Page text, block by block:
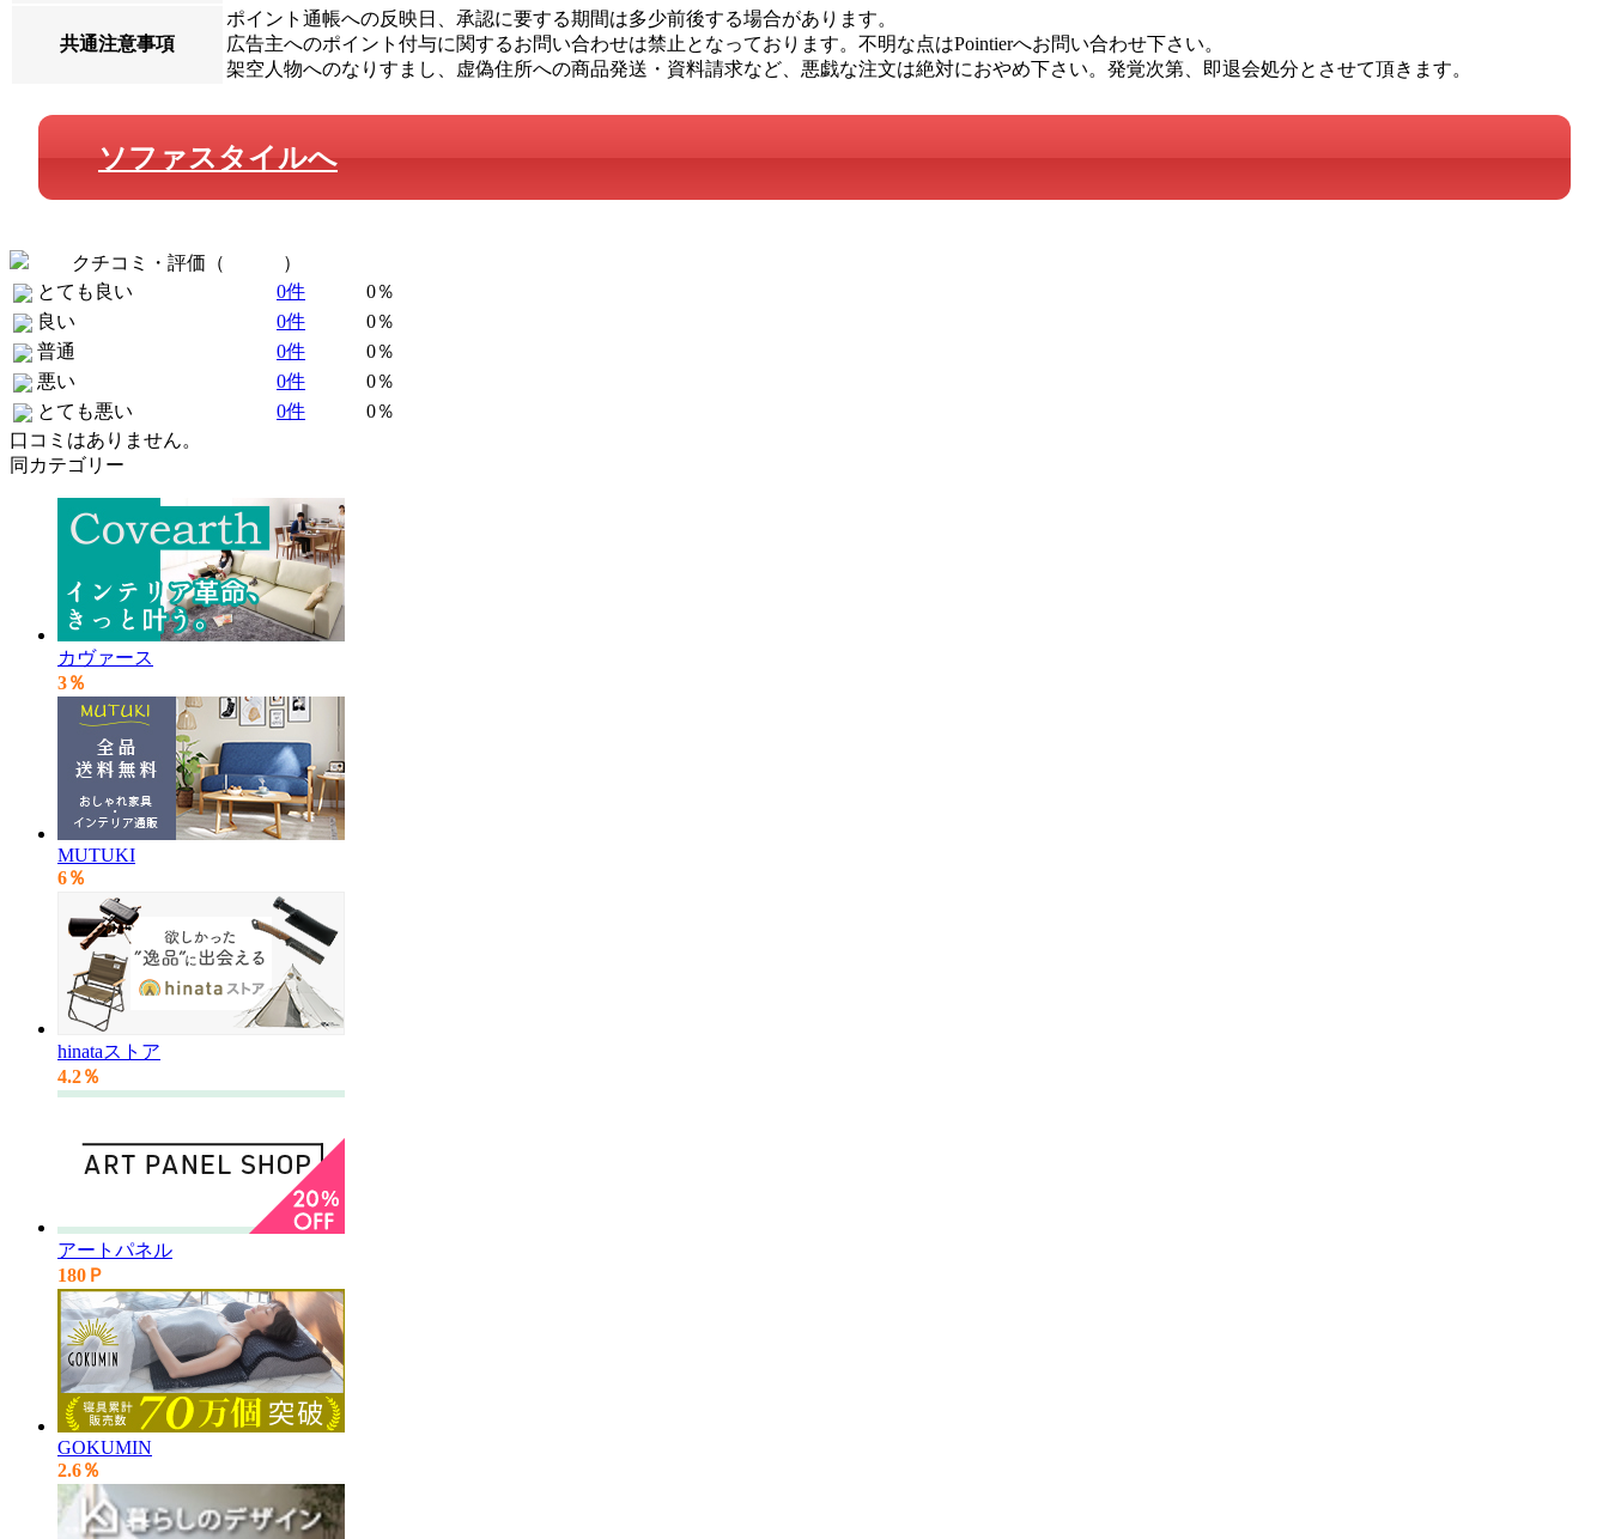
共通注意事項
ポイント通帳への反映日、承認に要する期間は多少前後する場合があります。
広告主へのポイント付与に関するお問い合わせは禁止となっております。不明な点はPointierへお問い合わせ下さい。
架空人物へのなりすまし、虚偽住所への商品発送・資料請求など、悪戯な注文は絶対におやめ下さい。発覚次第、即退会処分とさせて頂きます。
ソファスタイルへ
クチコミ・評価（
）
とても良い
0件
0％
良い
0件
0％
普通
0件
0％
悪い
0件
0％
とても悪い
0件
0％
口コミはありません。
同カテゴリー
カヴァース
3％
MUTUKI
6％
hinataストア
4.2％
アートパネル
180Ｐ
GOKUMIN
2.6％